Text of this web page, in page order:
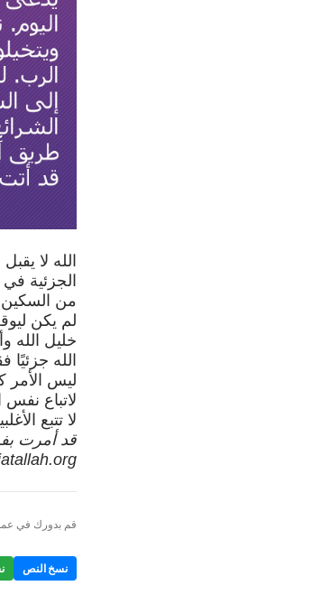
الله لا
الجزئية
من
لم يكن
خليل الله
الله
ليس الأمر
لاتباع
لا تتبع
قم بدورك في
نسخ النص